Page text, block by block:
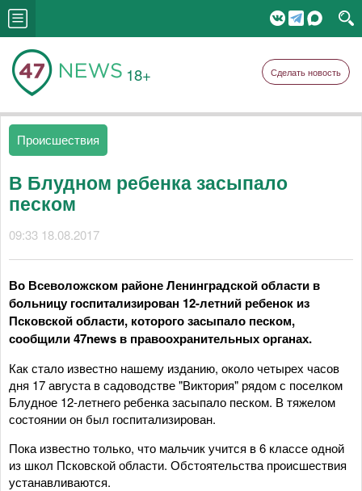
18+ Сделать новость
Происшествия
В Блудном ребенка засыпало
песком
09:33 18.08.2017
Во Всеволожском районе Ленинградской области в
больницу госпитализирован 12-летний ребенок из
Псковской области, которого засыпало песком,
сообщили 47news в правоохранительных органах.
Как стало известно нашему изданию, около четырех часов
дня 17 августа в садоводстве "Виктория" рядом с поселком
Блудное 12-летнего ребенка засыпало песком. В тяжелом
состоянии он был госпитализирован.
Пока известно только, что мальчик учится в 6 классе одной
из школ Псковской области. Обстоятельства происшествия
устанавливаются.